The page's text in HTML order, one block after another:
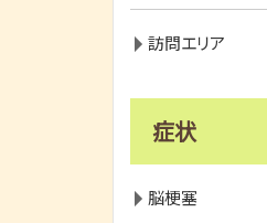
訪問エリア
症状
脳梗塞